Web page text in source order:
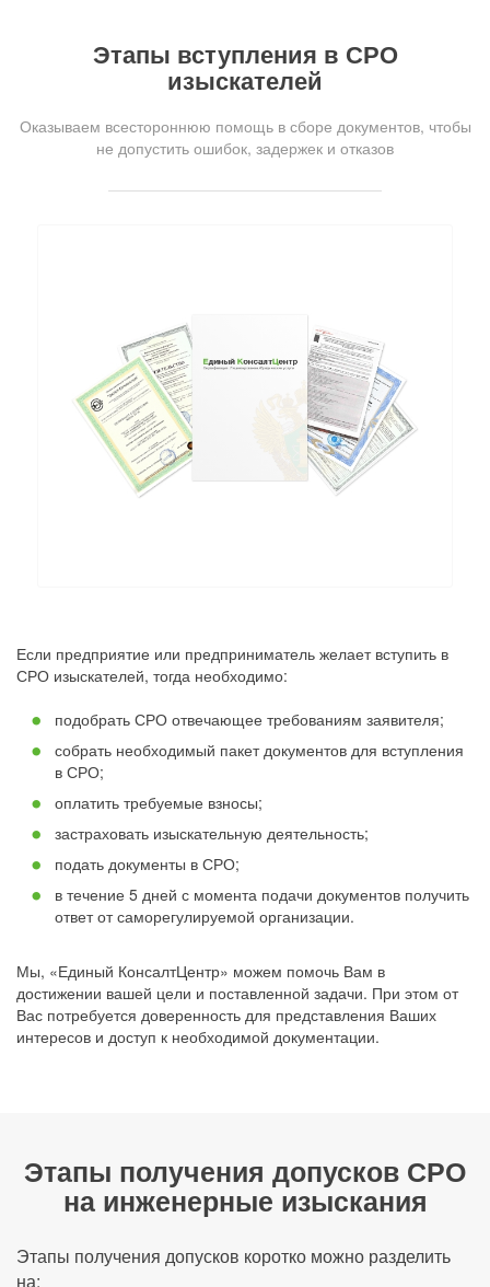
Этапы вступления в СРО
изыскателей
Оказываем всестороннюю помощь в сборе документов, чтобы
не допустить ошибок, задержек и отказов
Если предприятие или предприниматель желает вступить в
СРО изыскателей, тогда необходимо:
подобрать СРО отвечающее требованиям заявителя;
собрать необходимый пакет документов для вступления
в СРО;
оплатить требуемые взносы;
застраховать изыскательную деятельность;
подать документы в СРО;
в течение 5 дней с момента подачи документов получить
ответ от саморегулируемой организации.
Мы, «Единый КонсалтЦентр» можем помочь Вам в
достижении вашей цели и поставленной задачи. При этом от
Вас потребуется доверенность для представления Ваших
интересов и доступ к необходимой документации.
Этапы получения допусков СРО
на инженерные изыскания
Этапы получения допусков коротко можно разделить
на: